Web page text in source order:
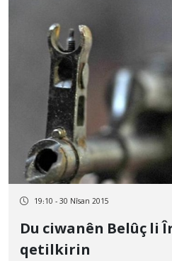
19:10 - 30 Nîsan 2015
Du ciwanên Belûç li
qetilkirin